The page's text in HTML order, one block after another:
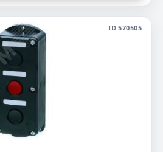
ID 570505